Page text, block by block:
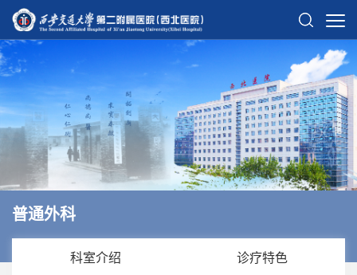
普通外科
科室介绍 诊疗特色